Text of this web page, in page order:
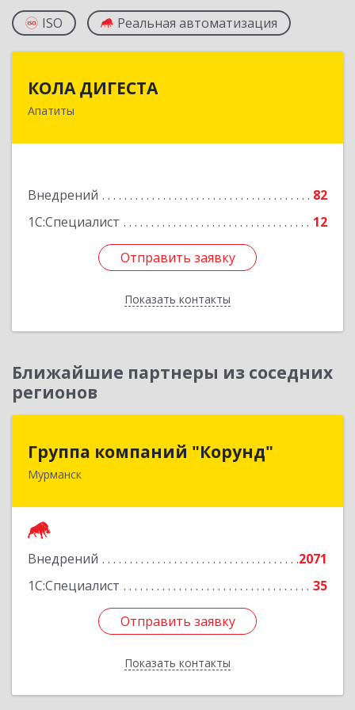
ISO Реальная автоматизация
КОЛА ДИГЕСТА
Апатиты
Внедрений
82
1С:Специалист
12
Отправить заявку
Показать контакты
Отправить заявку
Назад
Ближайшие партнеры из соседних
регионов
Группа компаний "Корунд"
Мурманск
Внедрений
2071
1С:Специалист
35
Отправить заявку
Показать контакты
Группа компаний "Корунд"
183025, Мурманская обл, Мурманск г, Тарана
Отправить заявку
Назад